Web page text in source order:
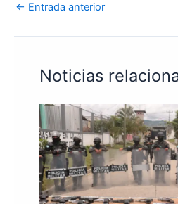
← Entrada anterior
Noticias